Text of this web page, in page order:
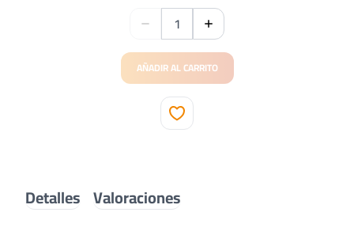
AÑADIR AL CARRITO
Detalles Valoraciones